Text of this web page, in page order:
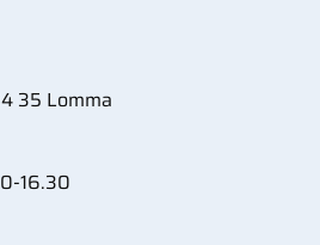
35 Lomma
16.30